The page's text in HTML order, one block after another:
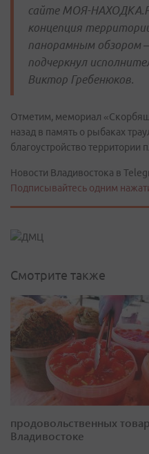
сайте МОЯ-
концепция
панорамным обзором
подчеркнул
Виктор Гребенюков.
Отметим, мемориал
назад в память о рыбаках
благоустройство территории
Новости Владивостока в
Подписывайтесь одним
Смотрите также
продовольственных
Владивостоке